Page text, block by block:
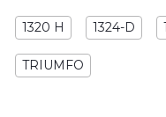
1320 H 1324-D
TRIUMFO